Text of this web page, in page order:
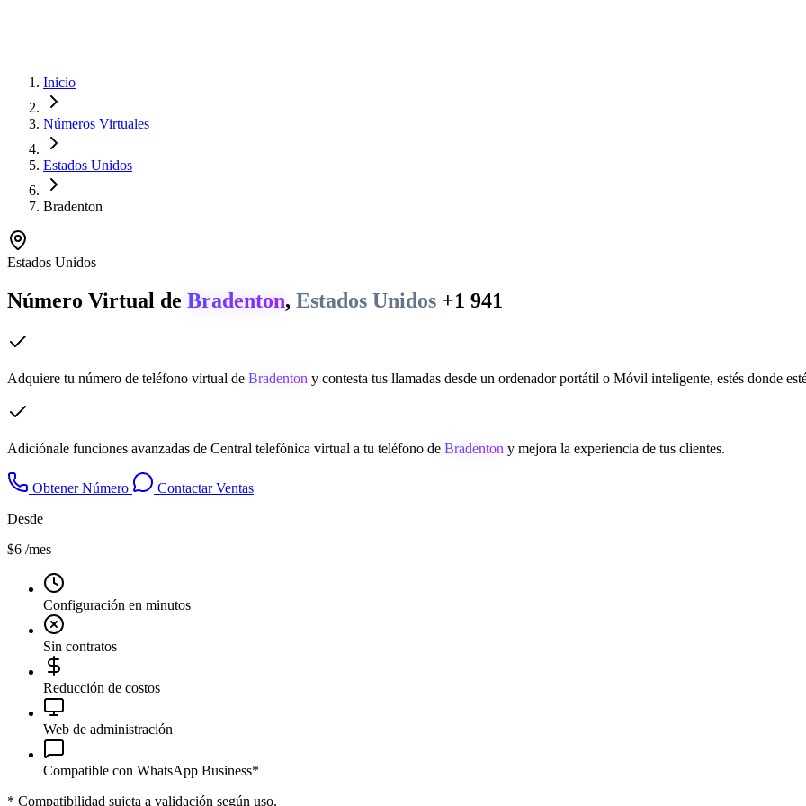
Inicio
Números Virtuales
Estados Unidos
Bradenton
Estados Unidos
Número Virtual de Bradenton, Estados Unidos +1 941
Adquiere tu número de teléfono virtual de Bradenton y contesta tus llamadas desde un ordenador portátil o Móvil inteligente, estés donde
Adiciónale funciones avanzadas de Central telefónica virtual a tu teléfono de Bradenton y mejora la experiencia de tus clientes.
Obtener Número
Contactar Ventas
Desde
$6 /mes
Configuración en minutos
Sin contratos
Reducción de costos
Web de administración
Compatible con WhatsApp Business*
* Compatibilidad sujeta a validación según uso.